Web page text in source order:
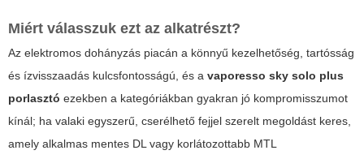
Miért válasszuk ezt az alkatrészt?
Az elektromos dohányzás piacán a könnyű kezelhetőség, tartósság
és ízvisszaadás kulcsfontosságú, és a vaporesso sky solo plus
porlasztó ezekben a kategóriákban gyakran jó kompromisszumot
kínál; ha valaki egyszerű, cserélhető fejjel szerelt megoldást keres,
amely alkalmas mentes DL vagy korlátozottabb MTL